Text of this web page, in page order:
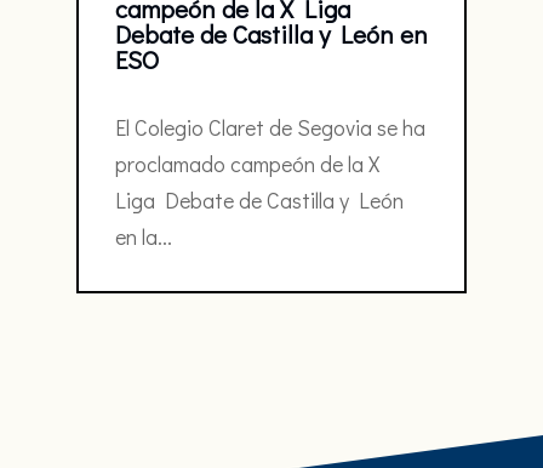
campeón de la X Liga
Debate de Castilla y León en
ESO
El Colegio Claret de Segovia se ha
proclamado campeón de la X
Liga Debate de Castilla y León
en la...